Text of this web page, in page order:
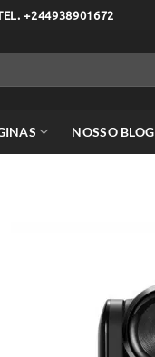
+244938901672
NOSSO BLOG